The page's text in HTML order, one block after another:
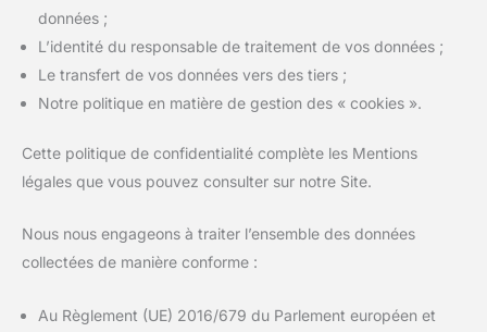
données ;
L’identité du responsable de traitement de vos données ;
Le transfert de vos données vers des tiers ;
Notre politique en matière de gestion des « cookies ».
Cette politique de confidentialité complète les Mentions
légales que vous pouvez consulter sur notre Site.
Nous nous engageons à traiter l’ensemble des données
collectées de manière conforme :
Au Règlement (UE) 2016/679 du Parlement européen et